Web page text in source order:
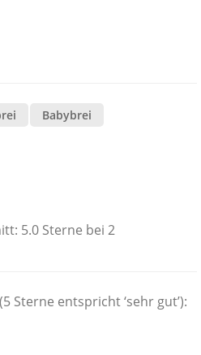
Babybrei
5.0 Sterne bei 2
Sterne entspricht ‘sehr gut’):